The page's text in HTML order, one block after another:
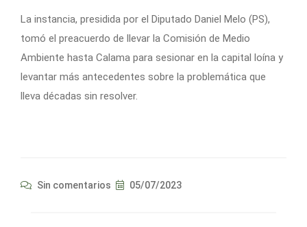
La instancia, presidida por el Diputado Daniel Melo (PS),
tomó el preacuerdo de llevar la Comisión de Medio
Ambiente hasta Calama para sesionar en la capital loína y
levantar más antecedentes sobre la problemática que
lleva décadas sin resolver.
Sin comentarios 05/07/2023